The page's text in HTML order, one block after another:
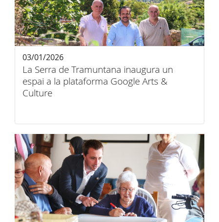
La Serra de Tramuntana inaugura un
espai a la plataforma Google Arts &
Culture
03/01/2026